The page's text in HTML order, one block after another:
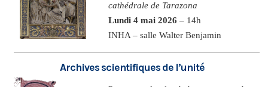
cathédrale de Tarazona
Lundi 4 mai 2026 – 14h
INHA – salle Walter Benjamin
Archives scientifiques de l’unité